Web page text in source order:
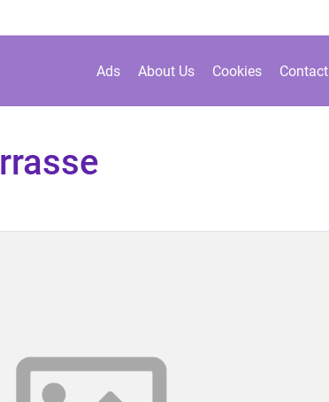
Ads About Us Cookies Contact